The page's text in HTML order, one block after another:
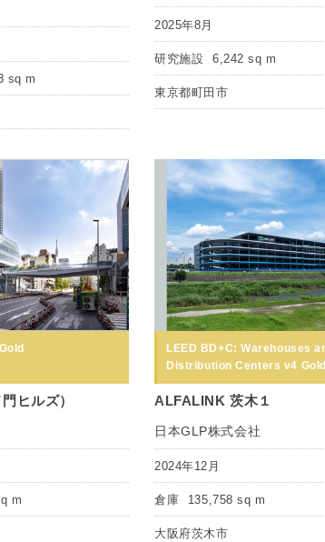
sq m
2025年8月
研究施設 6,242 sq m
東京都町田市
ヒルズ）
m
LEED BD+C: Warehouses
Distribution Centers v4 Gold
ALFALINK 茨木１
日本GLP株式会社
2024年12月
倉庫 135,758 sq m
大阪府茨木市